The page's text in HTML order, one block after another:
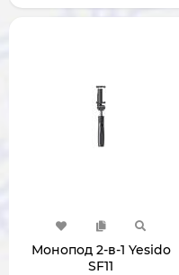
Монопод 2-в-1 Yesido
SF11